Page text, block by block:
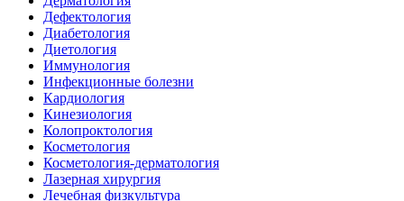
Дефектология
Диабетология
Диетология
Иммунология
Инфекционные болезни
Кардиология
Кинезиология
Колопроктология
Косметология
Косметология-дерматология
Лазерная хирургия
Лечебная физкультура